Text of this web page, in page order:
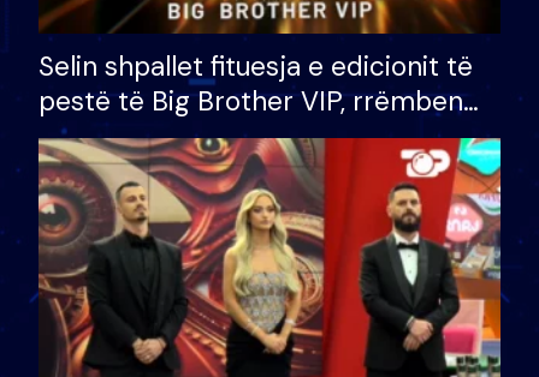
Selin shpallet fituesja e edicionit të
pestë të Big Brother VIP, rrëmben
çmimin e madh prej 100 mijë eurosh